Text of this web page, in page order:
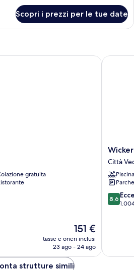
Scopri i prezzi per le tue date
gratuita
Il
prezzo
attuale
151 €
151 €
tasse e oneri inclusi
23 ago - 24 ago
Wicker
Città
Vecchia
di
Key
West
Città
Piscina
8.6
su
8,6
Wicker
strutture simili